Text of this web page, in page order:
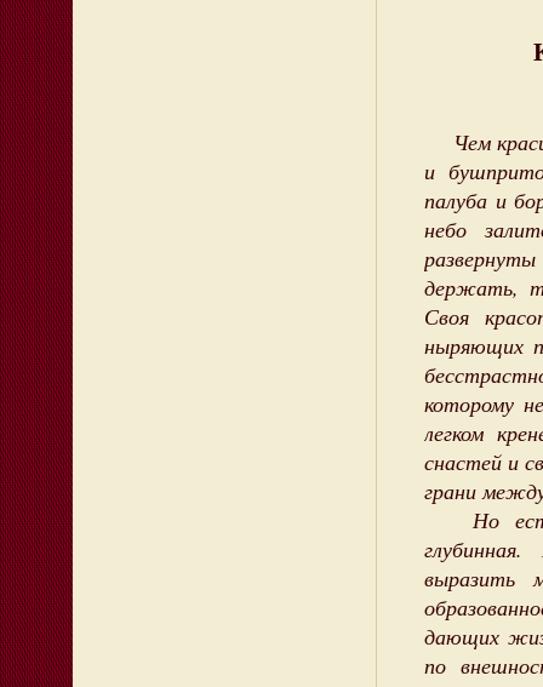
Чем
и
палуба и
небо
держать,
Своя
ныряющих
которому
легком
снастей и
грани
Но есть
выразить
дающих
по